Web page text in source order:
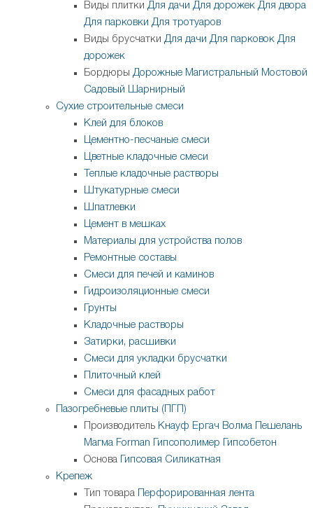
Виды плитки Для дачи Для дорожек Для двора
Для парковки Для тротуаров
Виды брусчатки Для дачи Для парковок Для
дорожек
Бордюры Дорожные Магистральный Мостовой
Садовый Шарнирный
Сухие строительные смеси
Клей для блоков
Цементно-песчаные смеси
Цветные кладочные смеси
Теплые кладочные растворы
Штукатурные смеси
Шпатлевки
Цемент в мешках
Материалы для устройства полов
Ремонтные составы
Смеси для печей и каминов
Гидроизоляционные смеси
Грунты
Кладочные растворы
Затирки, расшивки
Смеси для укладки брусчатки
Плиточный клей
Смеси для фасадных работ
Пазогребневые плиты (ПГП)
Производитель Кнауф Ергач Волма
Пешелань
Магма Forman Гипсополимер
Гипсобетон
Основа
Гипсовая Силикатная
Крепеж
Тип товара
Перфорированная лента